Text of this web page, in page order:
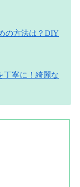
の方法は？DIY
丁寧に！綺麗な